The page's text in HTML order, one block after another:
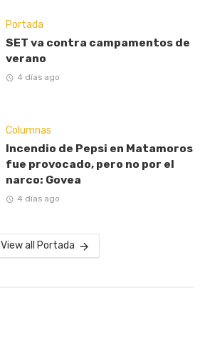
Portada
SET va contra campamentos de
verano
4 días ago
Columnas
Incendio de Pepsi en Matamoros
fue provocado, pero no por el
narco: Govea
4 días ago
View all Portada